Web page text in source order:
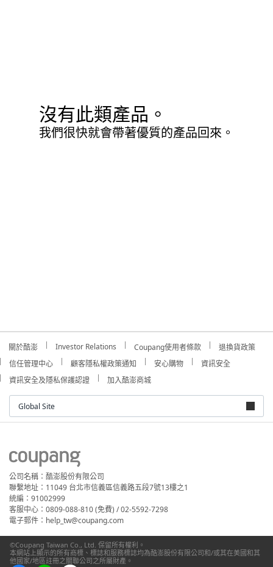
沒有此類產品。
我們很快就會帶著優質的產品回來。
關於酷澎 Investor Relations Coupang使用者條款
退換貨政策
信任管理中心
顧客隱私權政策通知 安心購物
資訊安全
資訊安全及隱私保護認證
加入酷澎商城
Global Site
公司名稱：酷澎股份有限公司
聯繫地址：11049 台北市信義區信義路五段7號13樓之1
統編：91002999
客服中心：0809-088-810 (免費) / 02-5592-7298
電子郵件：help_tw@coupang.com
©Coupang Taiwan Co., Ltd. 保留所有權利。
本網站上顯示的所有商標、標誌和服務標誌均為酷澎股份有限公司和/或其在美國和其
他國家/地區註冊之關聯公司之所屬財產。